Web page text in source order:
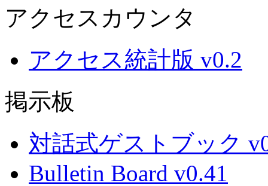
アクセスカウンタ
アクセス統計版 v0.2
掲示板
対話式ゲストブック
Bulletin Board v0.41